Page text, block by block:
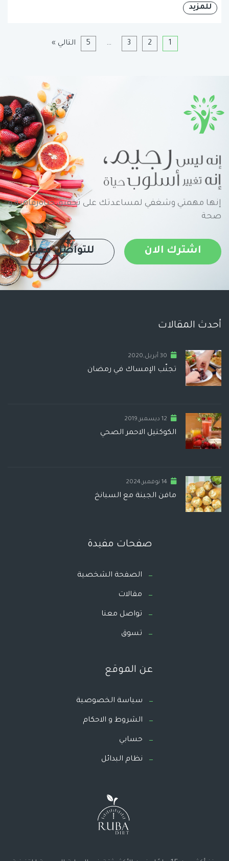
للمزيد
1
2
3
…
5 التالي »
إنها مهمتي وشغفي لمساعدتك على تحقيق حياةرفاهية و
صحة
اشترك الان للتواصل معنا
أحدث المقالات
30 أبريل,2020
تجنّب الإمساك في رمضان
12 ديسمبر,2019
الكوكتيل الاحمر الصحي
14 نوفمبر,2024
مافن الجبنة مع السبانخ
صفحات مفيدة
الصفحة الشخصية
مقالات
تواصل معنا
تسوق
عن الموقع
سياسة الخصوصية
الشروط و الاحكام
حسابي
نظام البدائل